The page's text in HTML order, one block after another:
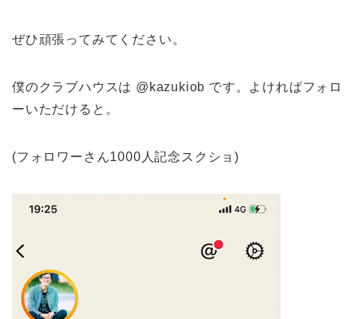
ぜひ頑張ってみてください。
僕のクラブハウスは @kazukiob です。よければフォロ
ーいただけると。
(フォロワーさん1000人記念スクショ)